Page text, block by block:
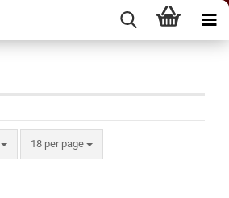
18 per page